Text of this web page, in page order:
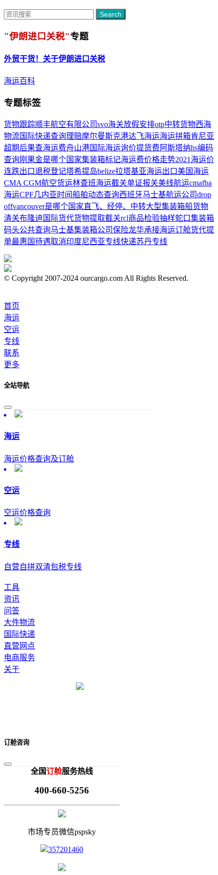
Search
"伊朗进口关税"专题
外贸干货！关于伊朗进口关税
海运百科
专题标签
货物跟踪顺丰航空有限公司svo海关放假安排otp中转货物西海
物流国际快递查询理赔摩尔曼斯克港达飞海运海运拼箱肯尼亚
超期后果查海运费舟山港国际海运询价提货费 阿斯塔纳hs编码
查询刚果金是哪个国家集装箱标记海运费价格走势2021 海运价
连跌出口退税登记塔希提岛belize拉塔基亚海运出口美国海运
CMA CGM航空货运林查班海运截关单证报关美线航运cmafba
海运CPF几内亚时间船舶动态查询西班牙马士基航运公司drop
offvancouver是哪个国家直飞、经停、中转大型集装箱船货物
清关布隆迪 国际货代货物提取截关rcl商品检验抽样蛇口集装箱
码头公共查询马士基集装箱公司保险龙华承接海运订舱货代提
单最惠国待遇取消印度尼西亚专线快递苏丹专线
© Copyright 2007-2024 ourcargo.com All Rights Reserved.
首页
海运
空运
专线
联系
更多
全站导航
海运
海运价格查询及订舱
空运
空运价格查询
专线
自营自拼双清包税专线
工具
资讯
问答
大件物流
国际快递
直营网点
电商服务
关于
订舱咨询
全国订舱服务热线
400-660-5256
市场专员微信pspsky
357201460